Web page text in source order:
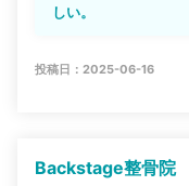
しい。
投稿日：2025-06-16
Backstage整骨院